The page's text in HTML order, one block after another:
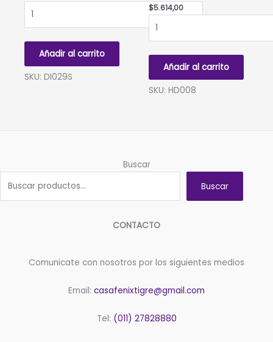
MUCAMA
cantidad
Añadir al carrito
SKU: DI029S
$5.614,00
DE
cantidad
Añadir al carrito
SKU: HD008
Buscar
Buscar
CONTACTO
Comunicate con nosotros por los siguientes medios
Email: casafenixtigre@gmail.com
Tel: (011) 27828880